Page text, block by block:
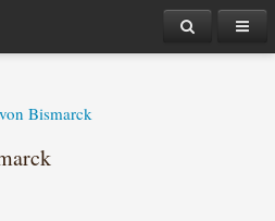
Bismarck